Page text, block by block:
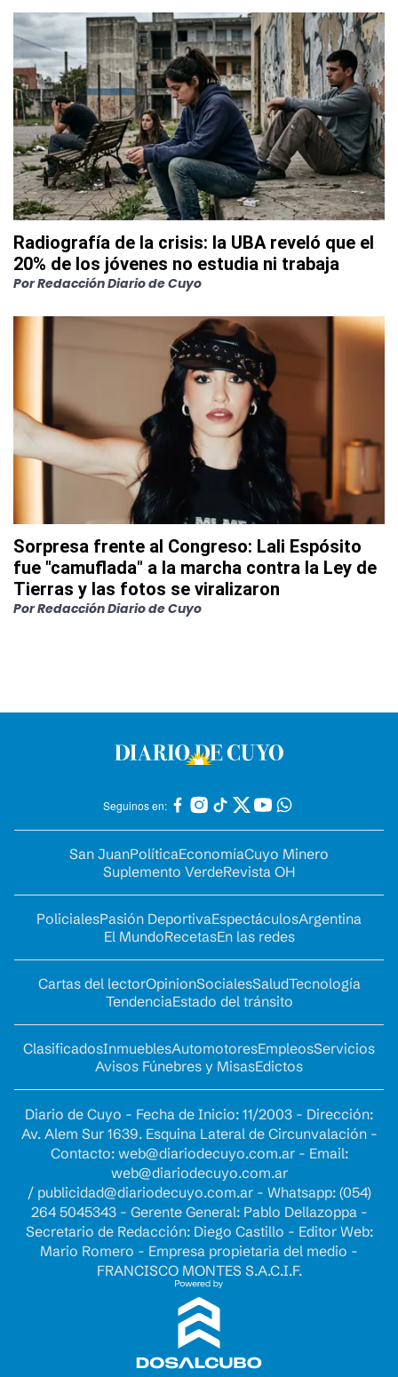
Radiografía de la crisis: la UBA reveló que el
20% de los jóvenes no estudia ni trabaja
PorRedacción Diario de Cuyo
Sorpresa frente al Congreso: Lali Espósito
fue "camuflada" a la marcha contra la Ley de
Tierras y las fotos se viralizaron
PorRedacción Diario de Cuyo
Seguinos en:
San JuanPolíticaEconomíaCuyo Minero
Suplemento VerdeRevista OH
PolicialesPasión DeportivaEspectáculosArgentina
El MundoRecetasEn las redes
Cartas del lectorOpinionSocialesSaludTecnología
TendenciaEstado del tránsito
ClasificadosInmueblesAutomotoresEmpleosServicios
Avisos Fúnebres y MisasEdictos
Diario de Cuyo - Fecha de Inicio: 11/2003 - Dirección:
Av. Alem Sur 1639. Esquina Lateral de Circunvalación -
Contacto: web@diariodecuyo.com.ar- Email:
web@diariodecuyo.com.ar
/ publicidad@diariodecuyo.com.ar- Whatsapp: (054)
264 5045343 - Gerente General: Pablo Dellazoppa -
Secretario de Redacción: Diego Castillo - Editor Web:
Mario Romero - Empresa propietaria del medio -
FRANCISCO MONTES S.A.C.I.F.